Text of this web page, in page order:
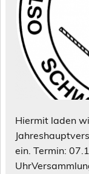
Hiermit laden
ein. Termin: